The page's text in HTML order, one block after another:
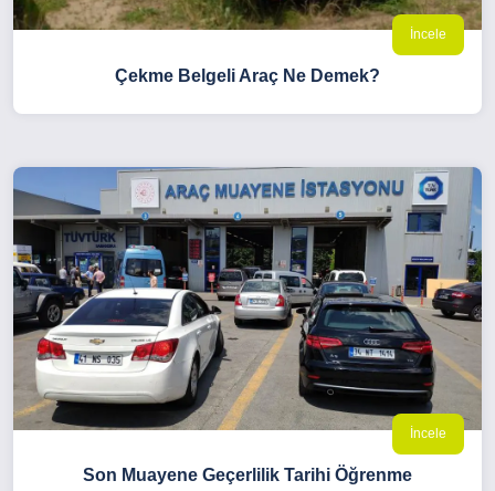
İncele
Çekme Belgeli Araç Ne Demek?
İncele
Son Muayene Geçerlilik Tarihi Öğrenme